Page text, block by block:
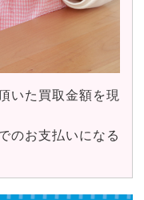
いた買取金額を現
のお支払いになる